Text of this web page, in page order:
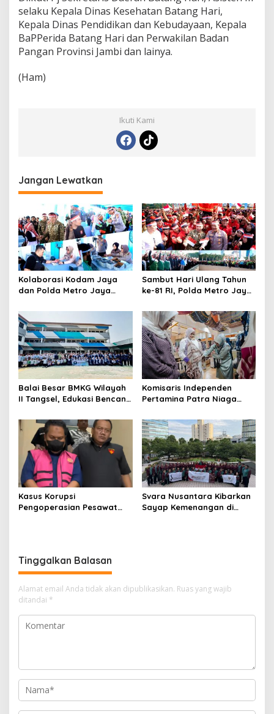
selaku Kepala Dinas Kesehatan Batang Hari,
Kepala Dinas Pendidikan dan Kebudayaan, Kepala
BaPPerida Batang Hari dan Perwakilan Badan
Pangan Provinsi Jambi dan lainya.
(Ham)
Ikuti Kami
Jangan Lewatkan
Kolaborasi Kodam Jaya
dan Polda Metro Jaya
Sambut Hari Ulang Tahun
ke-81 RI, Polda Metro Jaya
Balai Besar BMKG Wilayah
II Tangsel, Edukasi Bencana
kepada pelajar UPTD SMPN
23
Komisaris Independen
Pertamina Patra Niaga
Mitra Binaan dengan
Sentuhan Kemanusiaan dan
Keberlanjutan
Kasus Korupsi
Pengoperasian Pesawat
Svara Nusantara Kibarkan
Sayap Kemenangan di
Tinggalkan Balasan
Alamat email Anda tidak akan dipublikasikan. Ruas yang wajib
ditandai *